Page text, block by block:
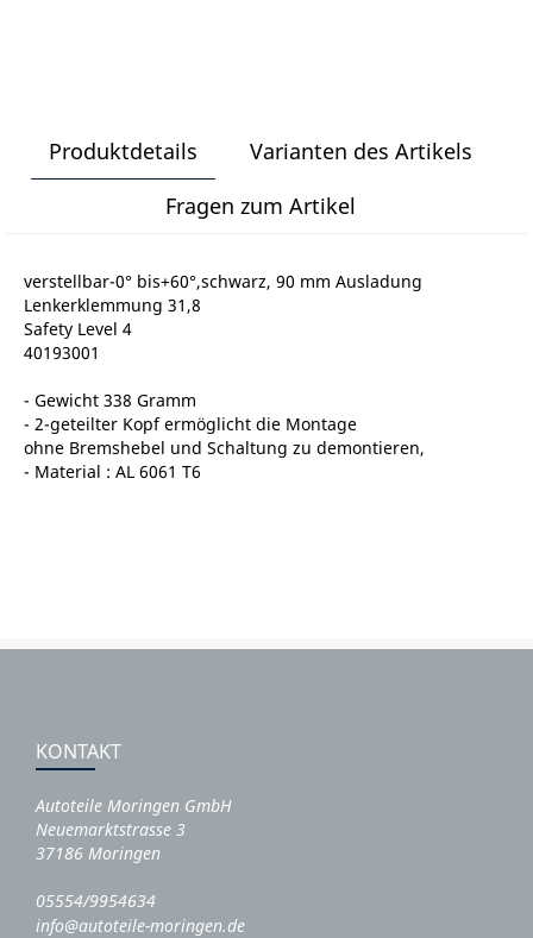
Produktdetails
Varianten des Artikels
Fragen zum Artikel
verstellbar-0° bis+60°,schwarz, 90 mm Ausladung
Lenkerklemmung 31,8
Safety Level 4
40193001
- Gewicht 338 Gramm
- 2-geteilter Kopf ermöglicht die Montage
ohne Bremshebel und Schaltung zu demontieren,
- Material : AL 6061 T6
KONTAKT
Autoteile Moringen GmbH
Neuemarktstrasse 3
37186 Moringen
05554/9954634
info@autoteile-moringen.de